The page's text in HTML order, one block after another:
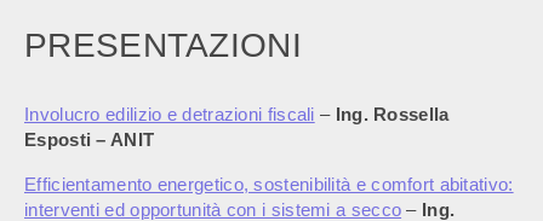
PRESENTAZIONI
Involucro edilizio e detrazioni fiscali – Ing. Rossella
Esposti – ANIT
Efficientamento energetico, sostenibilità e comfort abitativo:
interventi ed opportunità con i sistemi a secco – Ing.